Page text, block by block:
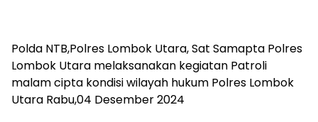
Polda NTB,Polres Lombok Utara, Sat Samapta Polres
Lombok Utara melaksanakan kegiatan Patroli
malam cipta kondisi wilayah hukum Polres Lombok
Utara Rabu,04 Desember 2024